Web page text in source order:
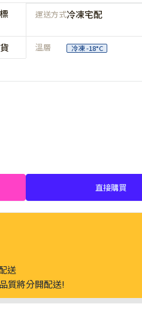
運送方式冷凍宅配
溫層 冷凍 -18°C
直接購買
送
質將分開配送!